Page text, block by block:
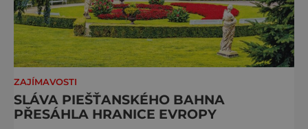
ZAJÍMAVOSTI
SLÁVA PIEŠŤANSKÉHO BAHNA
PŘESÁHLA HRANICE EVROPY